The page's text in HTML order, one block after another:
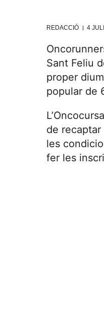
REDACCIÓ 4
Sant Feliu
proper
popular de
de
les
fer les